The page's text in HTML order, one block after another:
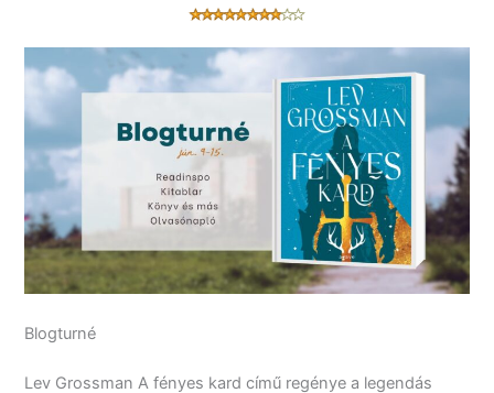
Blogturné
Lev Grossman A fényes kard című regénye a legendás